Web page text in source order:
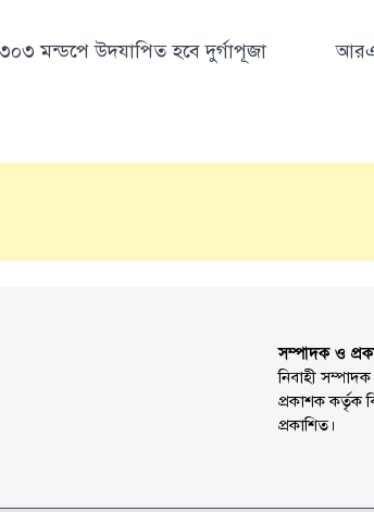
মন্ডপে উদযাপিত হবে দুর্গাপূজা
সম্পাদক ও
নিবাহী
প্রকাশক কর্তৃক
প্রকাশিত।